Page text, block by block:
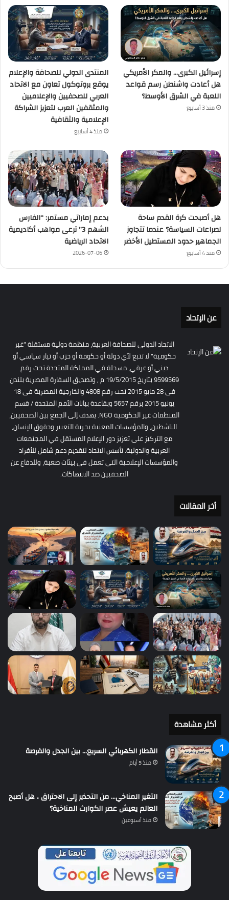
إسرائيل الكبرى… والمكر الأمريكي
هل أعادت واشنطن رسم قواعد
اللعبة في الشرق الأوسط؟
منذ 3 أسابيع
المنتدى الدولي للصحافة والإعلام
يوقع بروتوكول تعاون مع الاتحاد
العربي للصحفيين والإعلاميين
والمثقفين العرب لتعزيز الشراكة
الإعلامية والثقافية
منذ 4 أسابيع
هل أصبحت كرة القدم ساحة
لصراعات السياسة؟ عندما تتجاوز
الجماهير حدود المستطيل الأخضر
منذ 4 أسابيع
بدعم إماراتي مستمر: “الفارس
الشهم 3” ترعى مواهب أكاديمية
الاتحاد الرياضية
2026-07-06
عن الإتحاد
الاتحاد الدولي للصحافة العربية، منظمة دولية مستقلة "غير
حكومية" لا تتبع لأي دولة أو حكومة أو حزب أو تيار سياسي أو
ديني أو عرقي، مسجلة في المملكة المتحدة تحت رقم
9599569 بتاريخ 19/5/2015 م , وتصديق السفارة المصرية بلندن
فى 28 مايو 2015 تحت رقم 4808 والخارجية المصرية فى 18
يونيو 2015 برقم 5657 وبقاعدة بيانات الأمم المتحدة / قسم
المنظمات غير الحكومية NGO. يهدف إلى الجمع بين الصحفيين،
الناشطين، والمؤسسات المعنية بحرية التعبير وحقوق الإنسان،
مع التركيز على تعزيز دور الإعلام المستقل في المجتمعات
العربية والدولية. تأسس الاتحاد لتقديم دعم شامل للأفراد
والمؤسسات الإعلامية التي تعمل في بيئات صعبة، وللدفاع عن
الصحفيين ضد الانتهاكات.
أخر المقالات
أكثر مشاهدة
القطار الكهربائي السريع… بين الجدل والفرصة
منذ 5 أيام
التغير المناخي… من التحذير إلى الاحتراق ، هل أصبح
العالم يعيش عصر الكوارث المناخية؟
منذ أسبوعين